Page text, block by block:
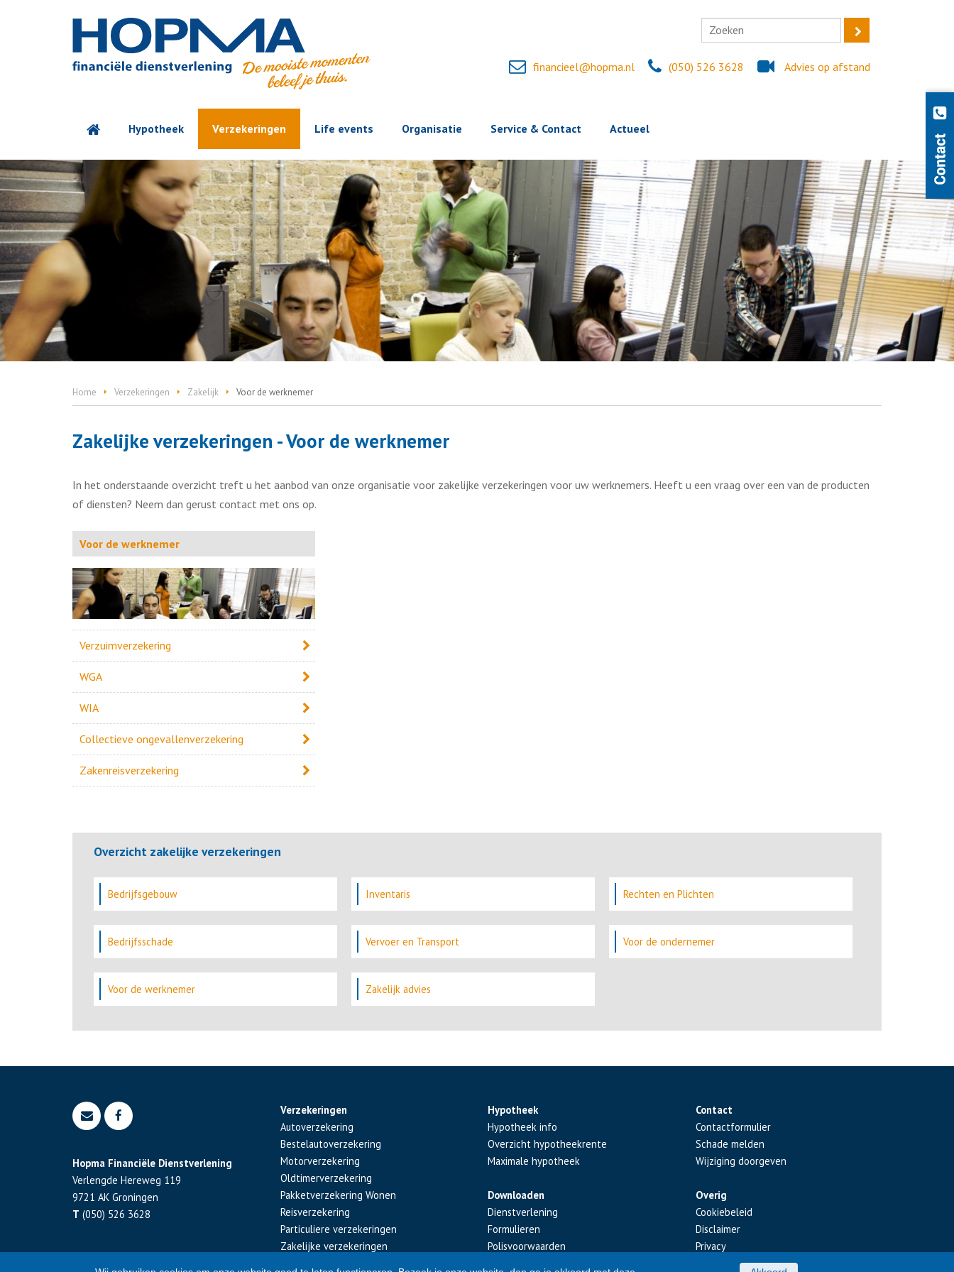
financieel@hopma.nl (050) 526 3628 Advies op afstand
Hypotheek Verzekeringen Life events Organisatie Service & Contact Actueel
Home Verzekeringen Zakelijk Voor de werknemer
Zakelijke verzekeringen - Voor de werknemer
In het onderstaande overzicht treft u het aanbod van onze organisatie voor zakelijke verzekeringen voor uw werknemers. Heeft u een vraag over een van de producten
of diensten? Neem dan gerust contact met ons op.
Voor de werknemer
Verzuimverzekering
WGA
WIA
Collectieve ongevallenverzekering
Zakenreisverzekering
Overzicht zakelijke verzekeringen
Bedrijfsgebouw Inventaris Rechten en Plichten
Bedrijfsschade Vervoer en Transport Voor de ondernemer
Voor de werknemer Zakelijk advies
Hopma Financiële Dienstverlening
Verlengde Hereweg 119
9721 AK Groningen
T (050) 526 3628
Verzekeringen
Autoverzekering
Bestelautoverzekering
Motorverzekering
Oldtimerverzekering
Pakketverzekering Wonen
Reisverzekering
Particuliere verzekeringen
Zakelijke verzekeringen
Hypotheek
Hypotheek info
Overzicht hypotheekrente
Maximale hypotheek
Downloaden
Dienstverlening
Formulieren
Polisvoorwaarden
Contact
Contactformulier
Schade melden
Wijziging doorgeven
Overig
Cookiebeleid
Disclaimer
Privacy